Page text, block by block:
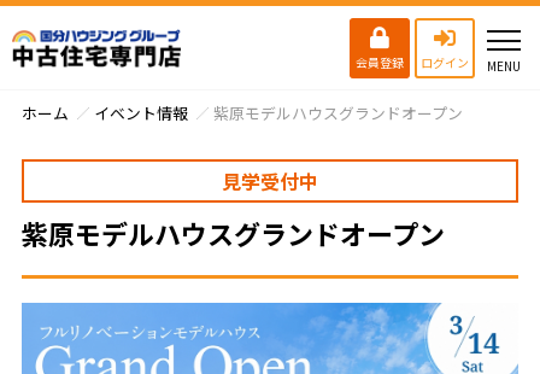
会員登録 ログイン
ホーム イベント情報 紫原モデルハウスグランドオープン
見学受付中
紫原モデルハウスグランドオープン